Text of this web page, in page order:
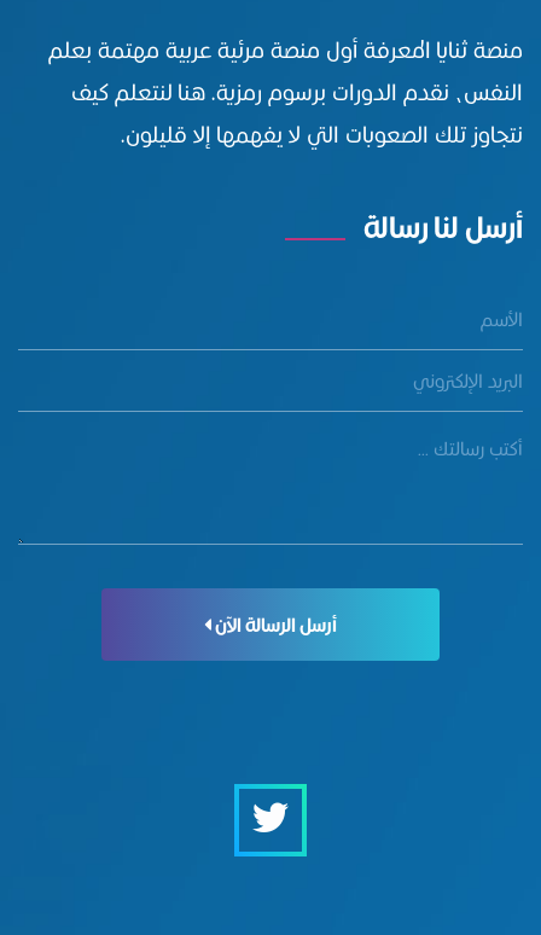
منصة ثنايا المعرفة أول منصة مرئية عربية مهتمة بعلم
النفس، نقدم الدورات برسوم رمزية. هنا لنتعلم كيف
نتجاوز تلك الصعوبات التي لا يفهمها إلا قليلون.
أرسل لنا رسالة
أرسل الرسالة الآن